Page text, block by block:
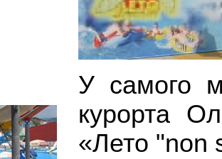
У самого
курорта
«Лето "non